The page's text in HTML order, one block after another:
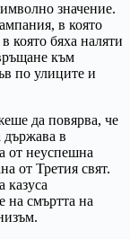
значение.
в която
която бяха наляти
към
по улиците и
да повярва, че
държава в
от неуспешна
от Третия свят.
на смъртта на